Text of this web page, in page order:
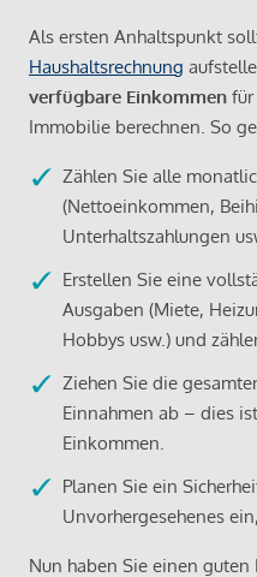
Als ersten Anhaltspunkt
Haushaltsrechnung
verfügbare Einkommen
Immobilie berechnen. So
Zählen Sie alle
(Nettoeinkommen,
Unterhaltszahlungen
Erstellen Sie eine
Ausgaben (Miete,
Hobbys usw.) und
Ziehen Sie die
Einnahmen ab – dies
Einkommen.
Planen Sie ein
Unvorhergesehenes
Nun haben Sie einen